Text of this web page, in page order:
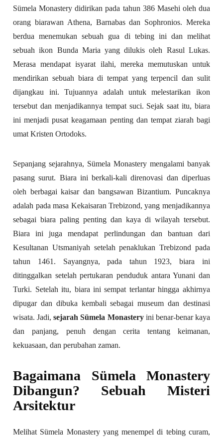
Sümela Monastery didirikan pada tahun 386 Masehi oleh dua
orang biarawan Athena, Barnabas dan Sophronios. Mereka
berdua menemukan sebuah gua di tebing ini dan melihat
sebuah ikon Bunda Maria yang dilukis oleh Rasul Lukas.
Merasa mendapat isyarat ilahi, mereka memutuskan untuk
mendirikan sebuah biara di tempat yang terpencil dan sulit
dijangkau ini. Tujuannya adalah untuk melestarikan ikon
tersebut dan menjadikannya tempat suci. Sejak saat itu, biara
ini menjadi pusat keagamaan penting dan tempat ziarah bagi
umat Kristen Ortodoks.
Sepanjang sejarahnya, Sümela Monastery mengalami banyak
pasang surut. Biara ini berkali-kali direnovasi dan diperluas
oleh berbagai kaisar dan bangsawan Bizantium. Puncaknya
adalah pada masa Kekaisaran Trebizond, yang menjadikannya
sebagai biara paling penting dan kaya di wilayah tersebut.
Biara ini juga mendapat perlindungan dan bantuan dari
Kesultanan Utsmaniyah setelah penaklukan Trebizond pada
tahun 1461. Sayangnya, pada tahun 1923, biara ini
ditinggalkan setelah pertukaran penduduk antara Yunani dan
Turki. Setelah itu, biara ini sempat terlantar hingga akhirnya
dipugar dan dibuka kembali sebagai museum dan destinasi
wisata. Jadi,sejarah Sümela Monasteryini benar-benar kaya
dan panjang, penuh dengan cerita tentang keimanan,
kekuasaan, dan perubahan zaman.
Bagaimana Sümela Monastery
Dibangun? Sebuah Misteri
Arsitektur
Melihat Sümela Monastery yang menempel di tebing curam,